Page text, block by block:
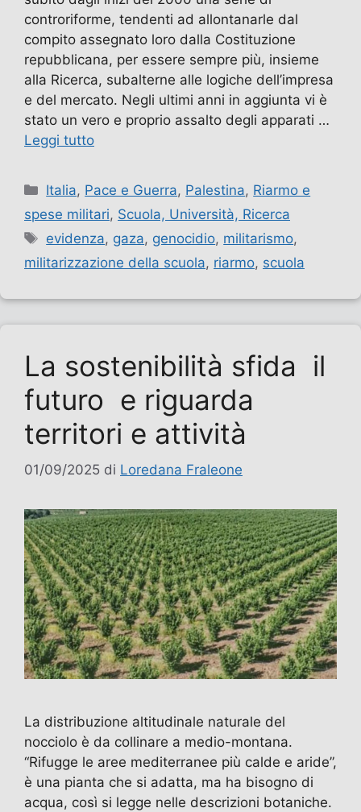
controriforme, tendenti ad allontanarle dal
compito assegnato loro dalla Costituzione
repubblicana, per essere sempre più, insieme
alla Ricerca, subalterne alle logiche dell’impresa
e del mercato. Negli ultimi anni in aggiunta vi è
stato un vero e proprio assalto degli apparati …
Leggi tutto
Categorie
Italia, Pace e Guerra, Palestina, Riarmo e
spese militari, Scuola, Università, Ricerca
Tag
evidenza, gaza, genocidio, militarismo,
militarizzazione della scuola, riarmo, scuola
La sostenibilità sfida il
futuro e riguarda
territori e attività
01/09/2025 di Loredana Fraleone
La distribuzione altitudinale naturale del
nocciolo è da collinare a medio-montana.
“Rifugge le aree mediterranee più calde e aride”,
è una pianta che si adatta, ma ha bisogno di
acqua, così si legge nelle descrizioni botaniche.